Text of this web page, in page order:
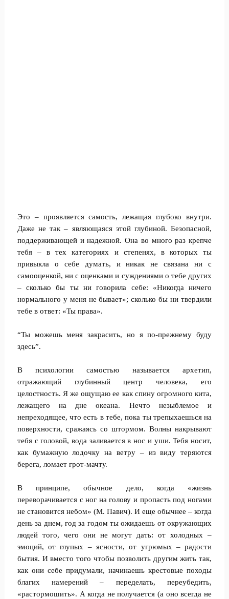
Это – проявляется самость, лежащая глубоко внутри.
Даже не так – являющаяся этой глубиной. Безопасной,
поддерживающей и надежной. Она во много раз крепче
тебя – в тех категориях и степенях, в которых ты
привыкла о себе думать, и никак не связана ни с
самооценкой, ни с оценками и суждениями о тебе других
– сколько бы ты ни говорила себе: «Никогда ничего
нормального у меня не бывает»; сколько бы ни твердили
тебе в ответ: «Ты права».
“Ты можешь меня закрасить, но я по-прежнему буду
здесь”.
В психологии самостью называется архетип,
отражающий глубинный центр человека, его
целостность. Я же ощущаю ее как спину огромного кита,
лежащего на дне океана. Нечто незыблемое и
непреходящее, что есть в тебе, пока ты трепыхаешься на
поверхности, сражаясь со штормом. Волны накрывают
тебя с головой, вода заливается в нос и уши. Тебя носит,
как бумажную лодочку на ветру – из виду теряются
берега, ломает грот-мачту.
В принципе, обычное дело, когда «жизнь
переворачивается с ног на голову и пропасть под ногами
не становится небом» (М. Павич). И еще обычнее – когда
день за днем, год за годом ты ожидаешь от окружающих
людей того, чего они не могут дать: от холодных –
эмоций, от глупых – ясности, от угрюмых – радости
бытия. И вместо того чтобы позволить другим жить так,
как они себе придумали, начинаешь крестовые походы
благих намерений – переделать, переубедить,
«растормошить». А когда не получается (а оно всегда не